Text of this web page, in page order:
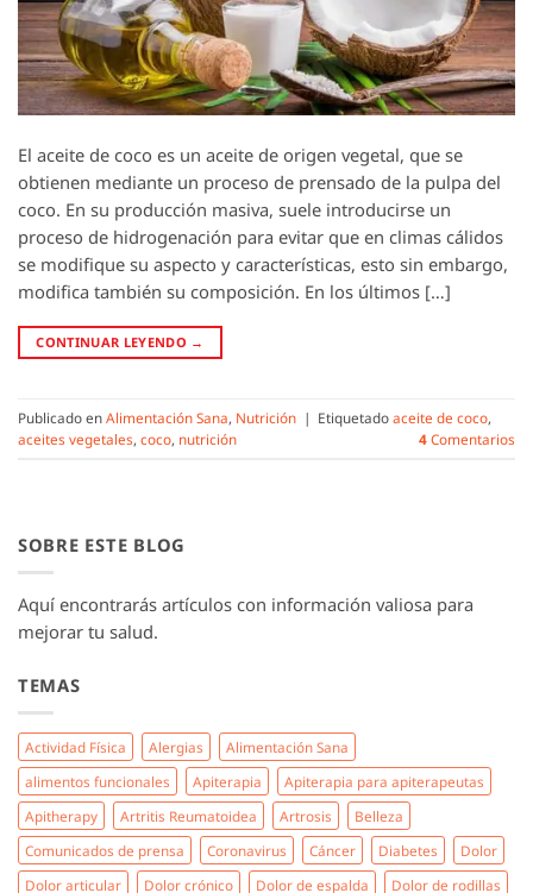
El aceite de coco es un aceite de origen vegetal, que se
obtienen mediante un proceso de prensado de la pulpa del
coco. En su producción masiva, suele introducirse un
proceso de hidrogenación para evitar que en climas cálidos
se modifique su aspecto y características, esto sin embargo,
modifica también su composición. En los últimos […]
CONTINUAR LEYENDO →
Publicado enAlimentación Sana, Nutrición | Etiquetadoaceite de coco,
aceites vegetales, coco, nutrición 4Comentarios
SOBRE ESTE BLOG
Aquí encontrarás artículos con información valiosa para
mejorar tu salud.
TEMAS
Actividad Física Alergias
Alimentación Sana
alimentos funcionales
Apiterapia
Apiterapia para apiterapeutas
Apitherapy
Artritis Reumatoidea Artrosis
Belleza
Comunicados de prensa
Coronavirus Cáncer Diabetes
Dolor
Dolor articular
Dolor crónico Dolor de espalda
Dolor de rodillas